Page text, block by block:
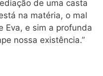
de uma casta
na matéria, o mal
Eva, e sim a profunda
nossa existência.”